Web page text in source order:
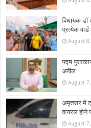
विधायक डॉ
प्रत्येक
August
पद्म
अपील
August
अमृतसर में
वायरल होने
August